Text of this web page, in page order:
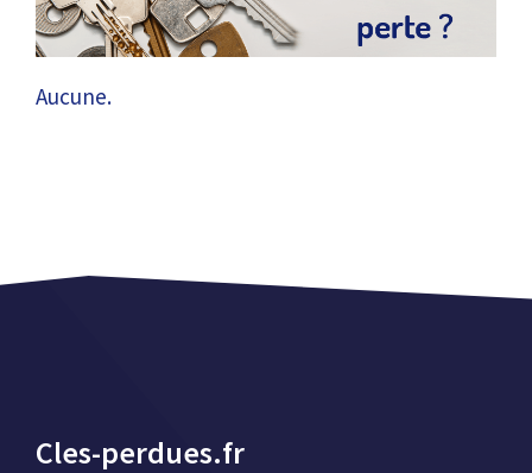
Aucune.
Cles-perdues.fr